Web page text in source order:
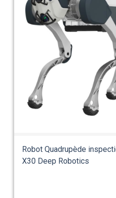
Robot Quadrupède
X30 Deep Robotics